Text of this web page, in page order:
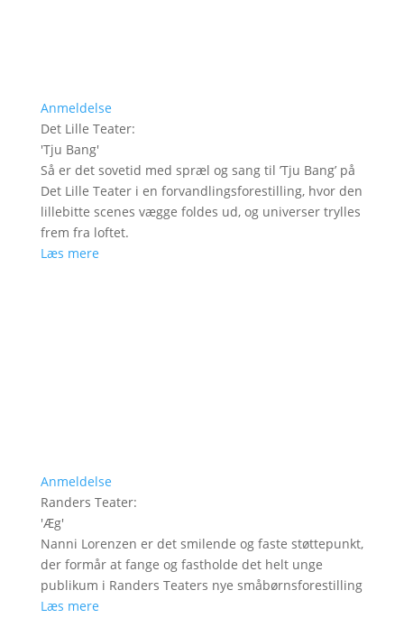
Anmeldelse
Det Lille Teater:
'Tju Bang'
Så er det sovetid med spræl og sang til ’Tju Bang’ på
Det Lille Teater i en forvandlingsforestilling, hvor den
lillebitte scenes vægge foldes ud, og universer trylles
frem fra loftet.
Læs mere
Anmeldelse
Randers Teater:
'Æg'
Nanni Lorenzen er det smilende og faste støttepunkt,
der formår at fange og fastholde det helt unge
publikum i Randers Teaters nye småbørnsforestilling
Læs mere